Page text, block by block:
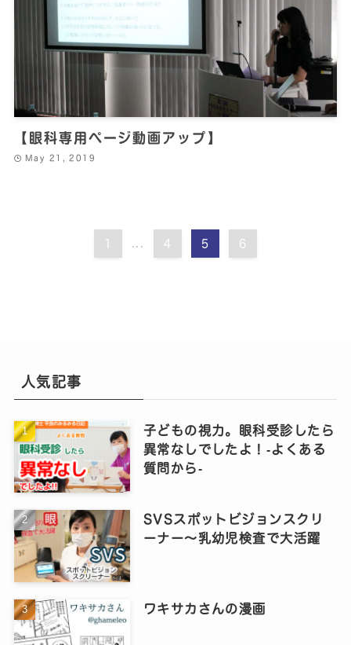
【眼科専用ページ動画アップ】
May 21, 2019
1 4 5 6
人気記事
子どもの視力。眼科受診したら
異常なしでしたよ！‐よくある
質問から‐
SVSスポットビジョンスクリ
ーナー～乳幼児検査で大活躍
ワキサカさんの漫画